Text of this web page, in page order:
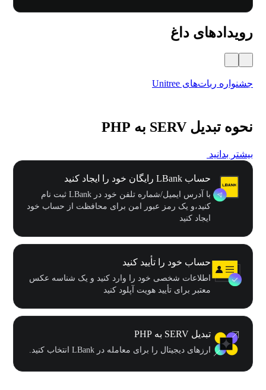
رویدادهای داغ
جشنواره ربات‌های Unitree
نحوه تبدیل SERV به PHP
بیشتر بدانید
حساب LBank رایگان خود را ایجاد کنید
با آدرس ایمیل/شماره تلفن خود در LBank ثبت نام
کنید،و یک رمز عبور امن برای محافظت از حساب خود
ایجاد کنید
حساب خود را تأیید کنید
اطلاعات شخصی خود را وارد کنید و یک شناسه عکس
معتبر برای تأیید هویت آپلود کنید
تبدیل SERV به PHP
ارزهای دیجیتال را برای معامله در LBank انتخاب کنید.